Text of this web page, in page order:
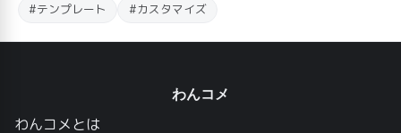
#テンプレート #カスタマイズ
わんコメ
わんコメとは